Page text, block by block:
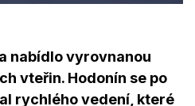
nabídlo vyrovnanou
vteřin. Hodonín se po
rychlého vedení, které